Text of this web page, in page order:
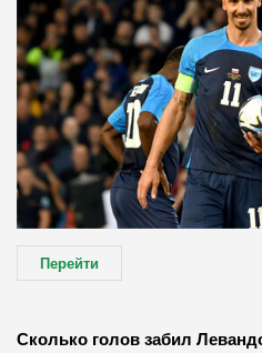
Перейти
Сколько голов забил